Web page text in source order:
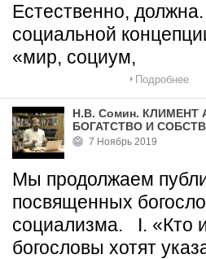
Естественно,
социальной
«мир, социум,
Подробнее
Н.В. Сомин. КЛИМЕНТ
БОГАТСТВО И
7 Ноябрь 2019
Мы продолжаем
посвященных
социализма. I. «Кто
богословы хотят